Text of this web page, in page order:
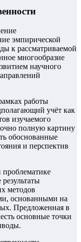
эмпирической
к рассматриваемой
многообразие
научного
работы
учёт как
изучаемого
полную картину
обоснованные
и перспектив
проблематике
методов
основанными на
Предложенная в
основные точки